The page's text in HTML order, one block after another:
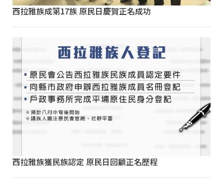
西拉雅族成第17族 原民日慶賀正名成功
西拉雅族獲民族認定 原民日回顧正名歷程